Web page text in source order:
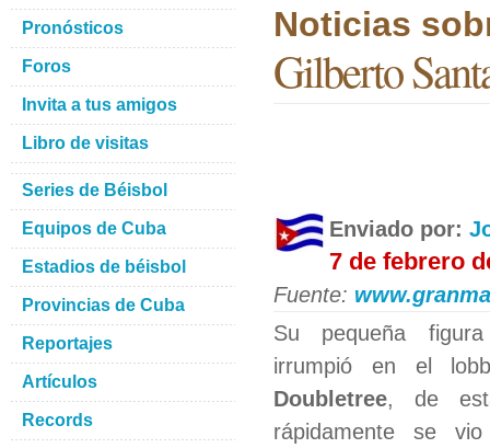
Noticias
Gilberto
Enviado por:
7 de febrero
Fuente:
Su pequeña
irrumpió en el
Doubletree, de
rápidamente se
Pronósticos
Foros
Invita a tus amigos
Libro de visitas
Series de Béisbol
Equipos de Cuba
Estadios de béisbol
Provincias de Cuba
Reportajes
Artículos
Records